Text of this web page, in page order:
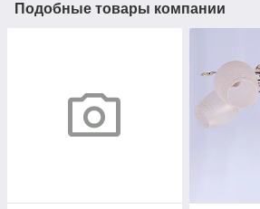
Подобные товары компании